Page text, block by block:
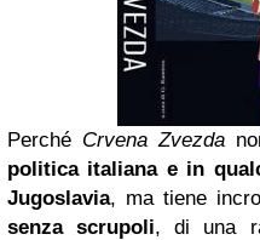
Perché Crvena Zvezda
politica italiana e in
Jugoslavia, ma tiene
senza scrupoli, di una